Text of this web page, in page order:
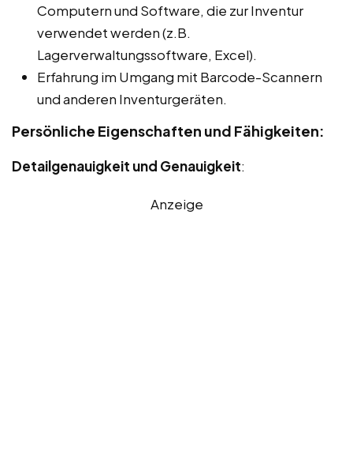
Computern und Software, die zur Inventur
verwendet werden (z.B.
Lagerverwaltungssoftware, Excel).
Erfahrung im Umgang mit Barcode-Scannern
und anderen Inventurgeräten.
Persönliche Eigenschaften und Fähigkeiten:
Detailgenauigkeit und Genauigkeit:
Anzeige